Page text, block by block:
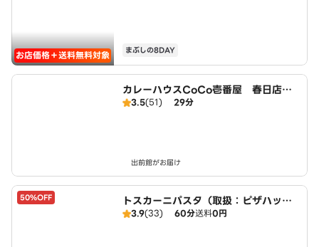
お店価格＋送料無料対象 まぶしの8DAY
カレーハウスCoCo壱番屋 春日店（S
D）
3.5(51) 29分
出前館がお届け
50%OFF
トスカーニパスタ（取扱：ピザハット
北名古屋徳重店）
3.9(33) 60分送料0円